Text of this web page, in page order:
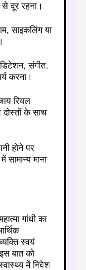
से दूर रहना।
साइकलिंग या
संगीत,
करना।
रियल
दोस्तों के साथ
होने पर
माना
गांधी का
स्वयं
बात को
में निवेश